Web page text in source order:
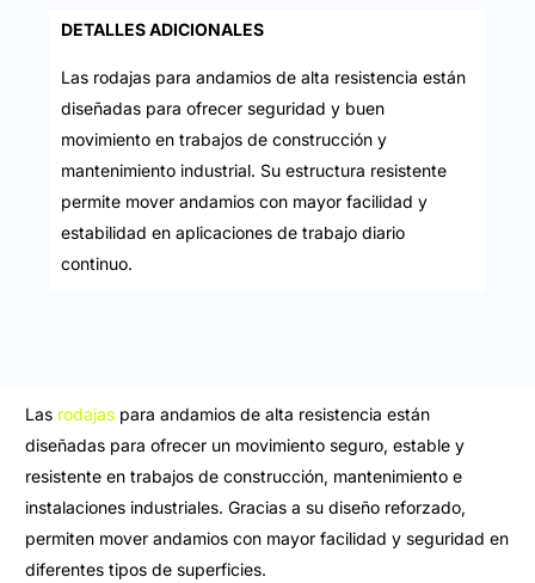
DETALLES ADICIONALES
Las rodajas para andamios de alta resistencia están
diseñadas para ofrecer seguridad y buen
movimiento en trabajos de construcción y
mantenimiento industrial. Su estructura resistente
permite mover andamios con mayor facilidad y
estabilidad en aplicaciones de trabajo diario
continuo.
Las rodajas para andamios de alta resistencia están
diseñadas para ofrecer un movimiento seguro, estable y
resistente en trabajos de construcción, mantenimiento e
instalaciones industriales. Gracias a su diseño reforzado,
permiten mover andamios con mayor facilidad y seguridad en
diferentes tipos de superficies.